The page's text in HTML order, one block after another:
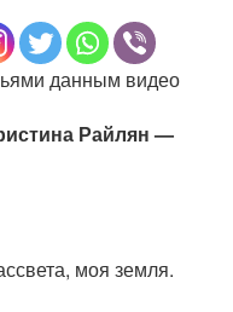
данным видео
Райлян —
моя земля.